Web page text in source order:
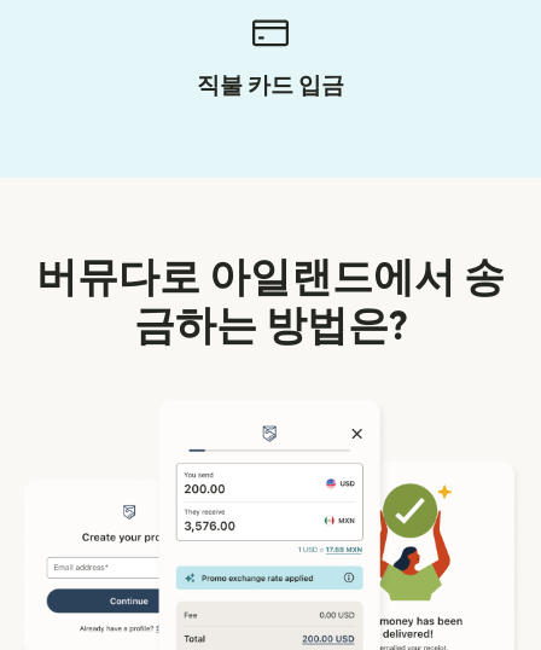
직불 카드 입금
버뮤다로 아일랜드에서 송
금하는 방법은?